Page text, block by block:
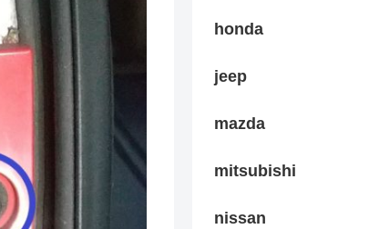
honda
jeep
mazda
mitsubishi
nissan